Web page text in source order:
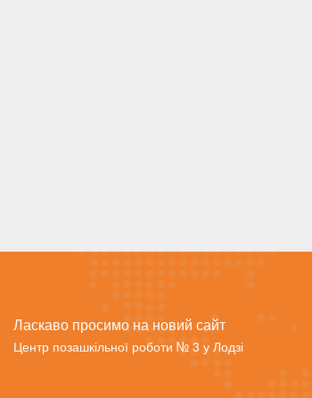
Ласкаво просимо на новий сайт
Центр позашкільної роботи № 3 у Лодзі